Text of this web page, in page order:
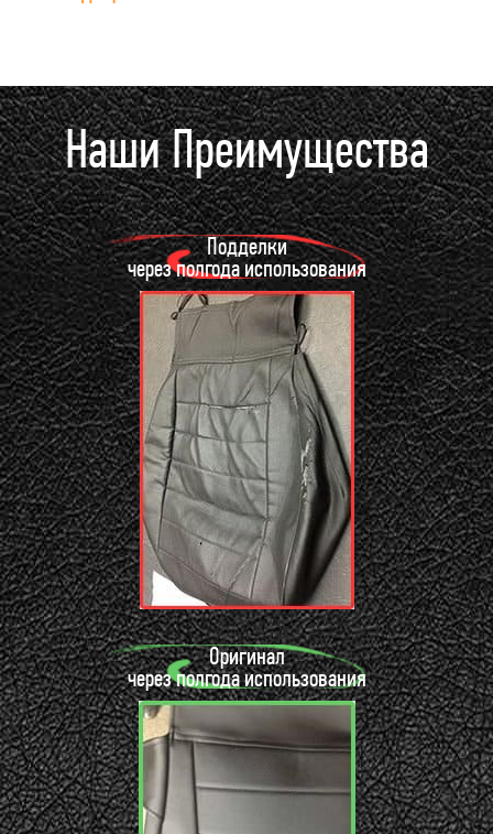
Наши Преимущества
Подделки
через полгода использования
Оригинал
через полгода использования